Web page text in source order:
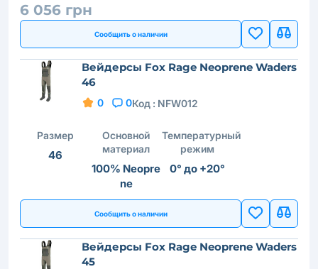
6 056 грн
Сообщить о наличии
Вейдерсы Fox Rage Neoprene Waders
46
0 0Код : NFW012
Размер
46
Основной
материал
100% Neopre
ne
Температурный
режим
0° до +20°
Сообщить о наличии
Вейдерсы Fox Rage Neoprene Waders
45